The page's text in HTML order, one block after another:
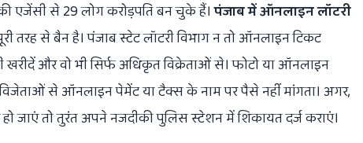
एजेंसी से 29 लोग करोड़पति बन चुके हैं।पंजाब में ऑनलाइन लॉटरी
तरह से बैन है। पंजाब स्टेट लॉटरी विभाग न तो ऑनलाइन टिकट
और वो भी सिर्फ अधिकृत विक्रेताओं से। फोटो या ऑनलाइन
विजेताओं से ऑनलाइन पेमेंट या टैक्स के नाम पर पैसे नहीं मांगता। अगर,
जाएं तो तुरंत अपने नजदीकी पुलिस स्टेशन में शिकायत दर्ज कराएं।